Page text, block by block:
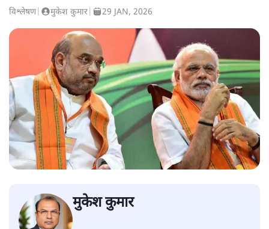
विश्लेषण| मुकेश कुमार 29 JAN, 2026
मुकेश कुमार